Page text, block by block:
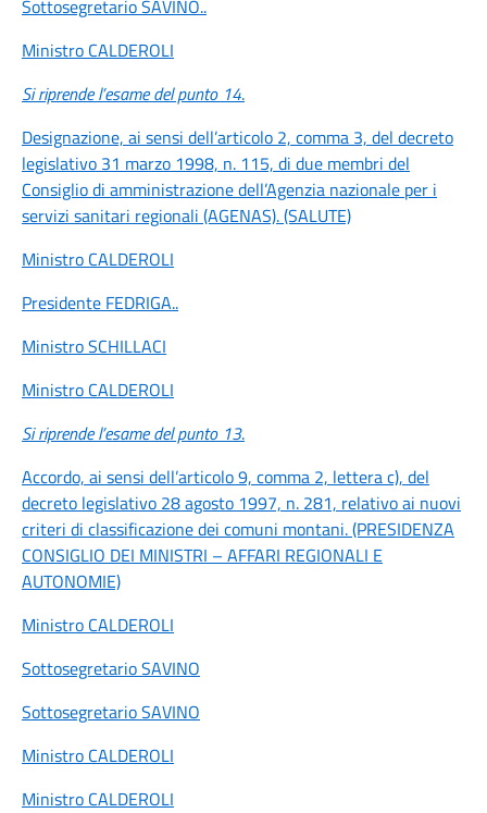
Sottosegretario SAVINO..
Ministro CALDEROLI
Si riprende l’esame del punto 14.
Designazione, ai sensi dell’articolo 2, comma 3, del decreto
legislativo 31 marzo 1998, n. 115, di due membri del
Consiglio di amministrazione dell’Agenzia nazionale per i
servizi sanitari regionali (AGENAS). (SALUTE)
Ministro CALDEROLI
Presidente FEDRIGA..
Ministro SCHILLACI
Ministro CALDEROLI
Si riprende l’esame del punto 13.
Accordo, ai sensi dell’articolo 9, comma 2, lettera c), del
decreto legislativo 28 agosto 1997, n. 281, relativo ai nuovi
criteri di classificazione dei comuni montani. (PRESIDENZA
CONSIGLIO DEI MINISTRI – AFFARI REGIONALI E
AUTONOMIE)
Ministro CALDEROLI
Sottosegretario SAVINO
Sottosegretario SAVINO
Ministro CALDEROLI
Ministro CALDEROLI